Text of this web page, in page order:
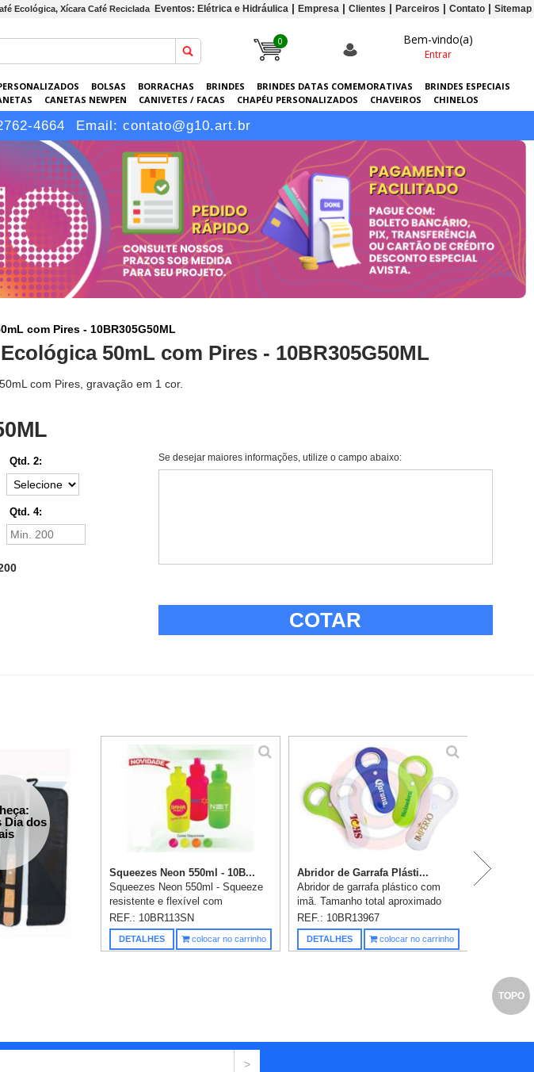
Ecológica, Xícara Café Reciclada Eventos: Elétrica e Hidráulica Empresa Clientes Parceiros Contato Sitemap
0 Bem-vindo(a)
Entrar
BOLSAS BORRACHAS BRINDES BRINDES DATAS COMEMORATIVAS
BRINDES ESPECIAIS
CANETAS NEWPEN CANIVETES / FACAS CHAPÉU PERSONALIZADOS CHAVEIROS
CHINELOS
ESCRITÓRIO EVENTOS GARRAFAS PERSONALIZADAS GRÁFICA GUARDA-CHUVAS KITS
LANÇAMENTOS
LÁPIS
4664 Email: contato@g10.art.br
com Pires - 10BR305G50ML
50mL com Pires - 10BR305G50ML
com Pires, gravação em 1 cor.
Qtd. 2:
Qtd. 4:
Se desejar maiores informações, utilize o campo abaixo:
COTAR
Dia dos
Squeezes Neon 550ml - 10B...
Squeezes Neon 550ml - Squeeze
resistente e flexível com
acabamento e vedação
impecáveis, com capacidade de
550ml. Gravação em 1cor ja
REF.: 10BR113SN
DETALHES colocar no carrinho
Abridor de Garrafa Plásti...
Abridor de garrafa plástico com
imã. Tamanho total aproximado
(CxD): 10,5 cm x 5 cm x 0,5 cm.
Personalização em 1 cor já
incluso.
REF.: 10BR13967
DETALHES colocar no carrinho
TOPO